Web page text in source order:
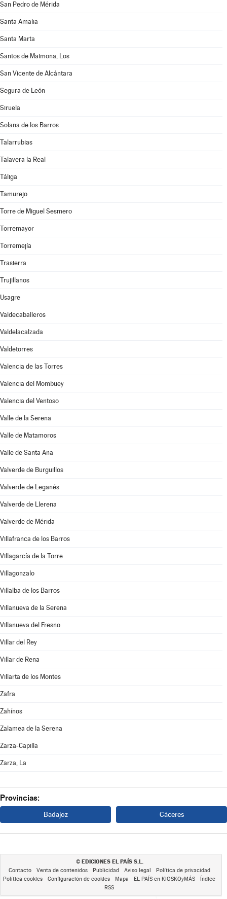
San Pedro de Mérida
Santa Amalia
Santa Marta
Santos de Maimona, Los
San Vicente de Alcántara
Segura de León
Siruela
Solana de los Barros
Talarrubias
Talavera la Real
Táliga
Tamurejo
Torre de Miguel Sesmero
Torremayor
Torremejía
Trasierra
Trujillanos
Usagre
Valdecaballeros
Valdelacalzada
Valdetorres
Valencia de las Torres
Valencia del Mombuey
Valencia del Ventoso
Valle de la Serena
Valle de Matamoros
Valle de Santa Ana
Valverde de Burguillos
Valverde de Leganés
Valverde de Llerena
Valverde de Mérida
Villafranca de los Barros
Villagarcía de la Torre
Villagonzalo
Villalba de los Barros
Villanueva de la Serena
Villanueva del Fresno
Villar del Rey
Villar de Rena
Villarta de los Montes
Zafra
Zahínos
Zalamea de la Serena
Zarza-Capilla
Zarza, La
Provincias:
Badajoz Cáceres
© EDICIONES EL PAÍS S.L.
Contacto Venta de contenidos Publicidad Aviso legal
Política de privacidad
Política cookies
Configuración de cookies Mapa EL PAÍS en KIOSKOyMÁS
Índice
RSS